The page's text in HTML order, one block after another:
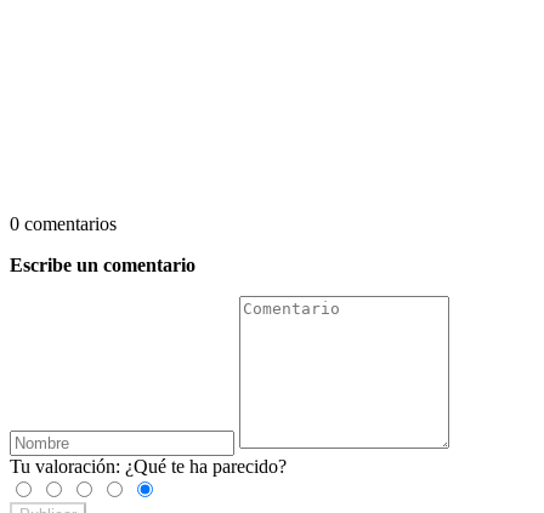
0 comentarios
Escribe un comentario
Tu valoración: ¿Qué te ha parecido?